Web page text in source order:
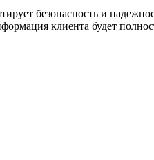
безопасность и
клиента будет